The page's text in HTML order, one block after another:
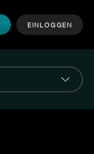
EINLOGGEN